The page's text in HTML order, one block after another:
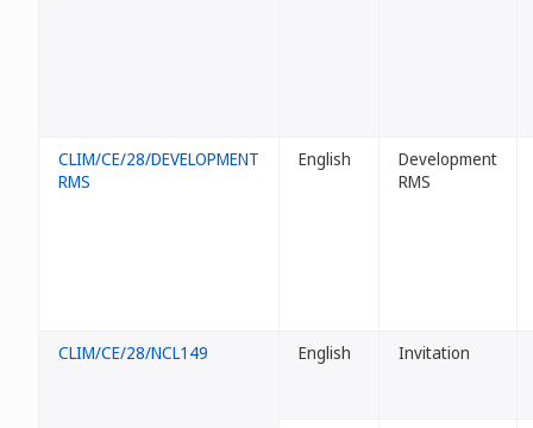
CLIM/CE/28/DEVELOPMENT
RMS
English
Development
RMS
CLIM/CE/28/NCL149 English Invitation